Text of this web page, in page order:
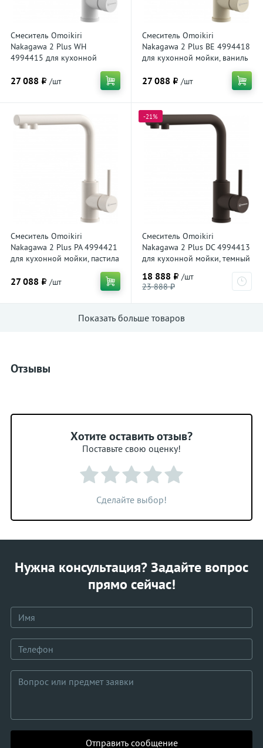
Смеситель Omoikiri
Nakagawa 2 Plus WH
4994415 для кухонной
27 088 ₽ /шт
Смеситель Omoikiri
Nakagawa 2 Plus BE 4994418
для кухонной мойки, ваниль
27 088 ₽ /шт
Смеситель Omoikiri
Nakagawa 2 Plus PA 4994421
для кухонной мойки, пастила
27 088 ₽ /шт
-21%
Смеситель Omoikiri
Nakagawa 2 Plus DC 4994413
для кухонной мойки, темный
18 888 ₽ /шт
23 888 ₽
Показать больше товаров
Отзывы
Хотите оставить отзыв?
Поставьте свою оценку!
Сделайте выбор!
Нужна консультация? Задайте вопрос
прямо сейчас!
Отправить сообщение